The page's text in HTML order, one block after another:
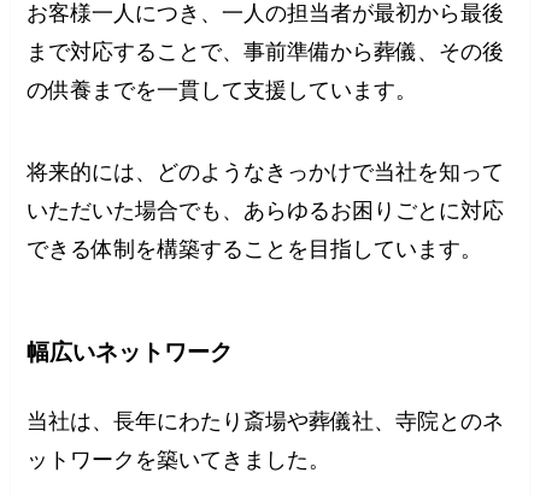
お客様一人につき、一人の担当者が最初から最後
まで対応することで、事前準備から葬儀、その後
の供養までを一貫して支援しています。
将来的には、どのようなきっかけで当社を知って
いただいた場合でも、あらゆるお困りごとに対応
できる体制を構築することを目指しています。
幅広いネットワーク
当社は、長年にわたり斎場や葬儀社、寺院とのネ
ットワークを築いてきました。